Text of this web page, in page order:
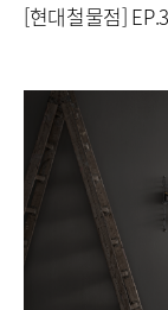
[현대철물점] EP.3